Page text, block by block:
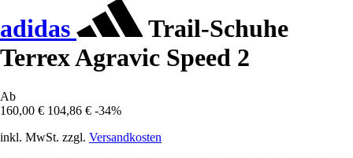
adidas
Trail-Schuhe
Terrex Agravic Speed 2
Ab
160,00 € 104,86 € -34%
inkl. MwSt. zzgl. Versandkosten